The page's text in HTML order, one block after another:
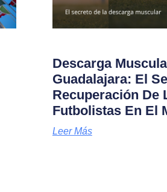
Descarga
Guadalajara: El
Recuperación De
Futbolistas En El
Leer Más